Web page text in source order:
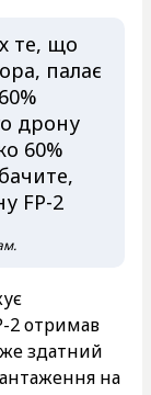
те, що
палає
дрону
60%
FP-2
2 отримав
здатний
на